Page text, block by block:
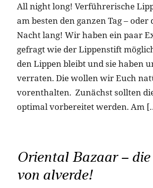
All night long! Verführerische
am besten den ganzen Tag – oder
Nacht lang! Wir haben ein paar
gefragt wie der Lippenstift
den Lippen bleibt und sie haben
verraten. Die wollen wir Euch
vorenthalten. Zunächst sollten
optimal vorbereitet werden. Am
Oriental Bazaar –
von alverde!